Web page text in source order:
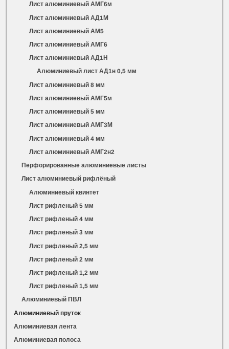
Лист алюминиевый АМГ6м
Лист алюминиевый АД1М
Лист алюминиевый АМ5
Лист алюминиевый АМГ6
Лист алюминиевый АД1Н
Алюминиевый лист АД1н 0,5 мм
Лист алюминиевый 8 мм
Лист алюминиевый АМГ5м
Лист алюминиевый 5 мм
Лист алюминиевый АМГ3М
Лист алюминиевый 4 мм
Лист алюминиевый АМГ2н2
Перфорированные алюминиевые листы
Лист алюминиевый рифлёный
Алюминиевый квинтет
Лист рифленый 5 мм
Лист рифленый 4 мм
Лист рифленый 3 мм
Лист рифленый 2,5 мм
Лист рифленый 2 мм
Лист рифленый 1,2 мм
Лист рифленый 1,5 мм
Алюминиевый ПВЛ
Алюминиевый пруток
Алюминиевая лента
Алюминиевая полоса